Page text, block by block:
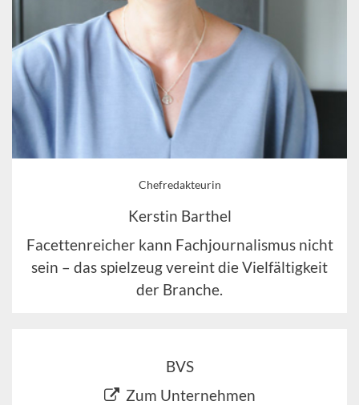
Chefredakteurin
Kerstin Barthel
Facettenreicher kann Fachjournalismus nicht
sein – das spielzeug vereint die Vielfältigkeit
der Branche.
BVS
Zum Unternehmen